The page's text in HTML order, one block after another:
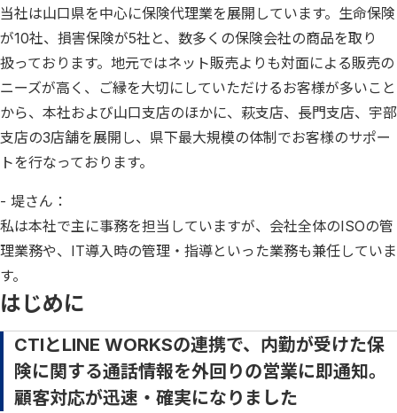
当社は山口県を中心に保険代理業を展開しています。生命保険
が10社、損害保険が5社と、数多くの保険会社の商品を取り
扱っております。地元ではネット販売よりも対面による販売の
ニーズが高く、ご縁を大切にしていただけるお客様が多いこと
から、本社および山口支店のほかに、萩支店、長門支店、宇部
支店の3店舗を展開し、県下最大規模の体制でお客様のサポー
トを行なっております。
- 堤さん：
私は本社で主に事務を担当していますが、会社全体のISOの管
理業務や、IT導入時の管理・指導といった業務も兼任していま
す。
はじめに
CTIとLINE WORKSの連携で、内勤が受けた保
険に関する通話情報を外回りの営業に即通知。
顧客対応が迅速・確実になりました